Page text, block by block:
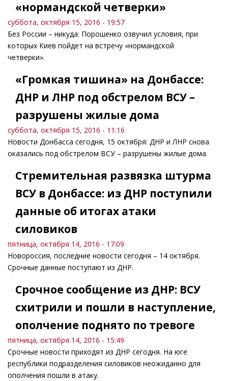
«нормандской четверки»
суббота, октября 15, 2016 - 19:57
Без России – никуда: Порошенко озвучил условия, при
которых Киев пойдет на встречу «нормандской
четверки».
«Громкая тишина» на Донбассе:
ДНР и ЛНР под обстрелом ВСУ –
разрушены жилые дома
суббота, октября 15, 2016 - 11:16
Новости Донбасса сегодня, 15 октября: ДНР и ЛНР снова
оказались под обстрелом ВСУ – разрушены жилые дома.
Стремительная развязка штурма
ВСУ в Донбассе: из ДНР поступили
данные об итогах атаки
силовиков
пятница, октября 14, 2016 - 17:09
Новороссия, последние новости сегодня – 14 октября.
Срочные данные поступают из ДНР.
Срочное сообщение из ДНР: ВСУ
схитрили и пошли в наступление,
ополчение поднято по тревоге
пятница, октября 14, 2016 - 15:49
Срочные новости приходят из ДНР сегодня. На юге
республики подразделения силовиков неожиданно для
ополчения пошли в атаку.